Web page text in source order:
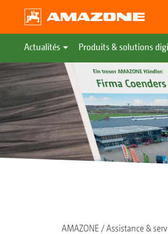
Actualités Produits & solutions
AMAZONE Assistance &